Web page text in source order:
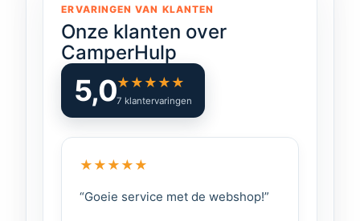
ERVARINGEN VAN KLANTEN
Onze klanten over
CamperHulp
5,0★ ★ ★ ★ ★
7 klantervaringen
★ ★ ★ ★ ★
“Goeie service met de webshop!”